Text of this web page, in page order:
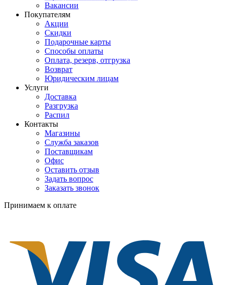
Вакансии
Покупателям
Акции
Скидки
Подарочные карты
Способы оплаты
Оплата, резерв, отгрузка
Возврат
Юридическим лицам
Услуги
Доставка
Разгрузка
Распил
Контакты
Магазины
Служба заказов
Поставщикам
Офис
Оставить отзыв
Задать вопрос
Заказать звонок
Принимаем к оплате